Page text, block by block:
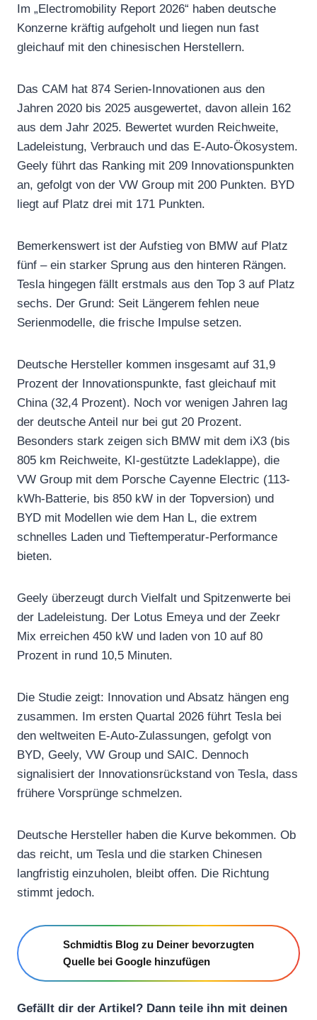
Im „Electromobility Report 2026“ haben deutsche
Konzerne kräftig aufgeholt und liegen nun fast
gleichauf mit den chinesischen Herstellern.
Das CAM hat 874 Serien-Innovationen aus den
Jahren 2020 bis 2025 ausgewertet, davon allein 162
aus dem Jahr 2025. Bewertet wurden Reichweite,
Ladeleistung, Verbrauch und das E-Auto-Ökosystem.
Geely führt das Ranking mit 209 Innovationspunkten
an, gefolgt von der VW Group mit 200 Punkten. BYD
liegt auf Platz drei mit 171 Punkten.
Bemerkenswert ist der Aufstieg von BMW auf Platz
fünf – ein starker Sprung aus den hinteren Rängen.
Tesla hingegen fällt erstmals aus den Top 3 auf Platz
sechs. Der Grund: Seit Längerem fehlen neue
Serienmodelle, die frische Impulse setzen.
Deutsche Hersteller kommen insgesamt auf 31,9
Prozent der Innovationspunkte, fast gleichauf mit
China (32,4 Prozent). Noch vor wenigen Jahren lag
der deutsche Anteil nur bei gut 20 Prozent.
Besonders stark zeigen sich BMW mit dem iX3 (bis
805 km Reichweite, KI-gestützte Ladeklappe), die
VW Group mit dem Porsche Cayenne Electric (113-
kWh-Batterie, bis 850 kW in der Topversion) und
BYD mit Modellen wie dem Han L, die extrem
schnelles Laden und Tieftemperatur-Performance
bieten.
Geely überzeugt durch Vielfalt und Spitzenwerte bei
der Ladeleistung. Der Lotus Emeya und der Zeekr
Mix erreichen 450 kW und laden von 10 auf 80
Prozent in rund 10,5 Minuten.
Die Studie zeigt: Innovation und Absatz hängen eng
zusammen. Im ersten Quartal 2026 führt Tesla bei
den weltweiten E-Auto-Zulassungen, gefolgt von
BYD, Geely, VW Group und SAIC. Dennoch
signalisiert der Innovationsrückstand von Tesla, dass
frühere Vorsprünge schmelzen.
Deutsche Hersteller haben die Kurve bekommen. Ob
das reicht, um Tesla und die starken Chinesen
langfristig einzuholen, bleibt offen. Die Richtung
stimmt jedoch.
Schmidtis Blog zu Deiner bevorzugten
Quelle bei Google hinzufügen
Gefällt dir der Artikel? Dann teile ihn mit deinen